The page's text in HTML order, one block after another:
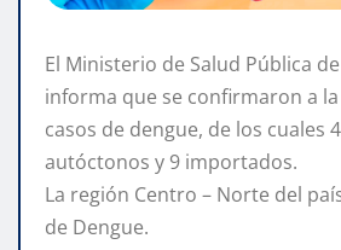
El Ministerio de Salud Pública
informa que se confirmaron a
casos de dengue, de los cuales
autóctonos y 9 importados.
La región Centro – Norte del
de Dengue.